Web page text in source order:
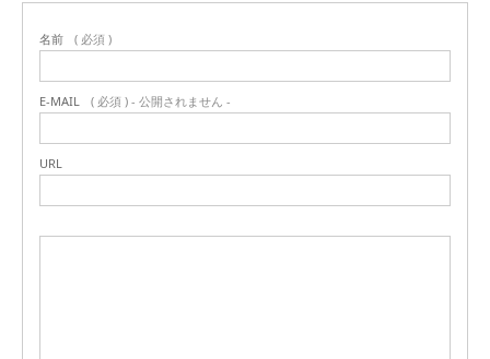
名前 ( 必須 )
E-MAIL ( 必須 ) - 公開されません -
URL